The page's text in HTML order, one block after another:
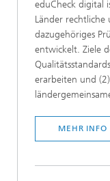
eduCheck digital
Länder rechtliche
dazugehöriges
entwickelt. Ziele
erarbeiten und
MEHR INFO